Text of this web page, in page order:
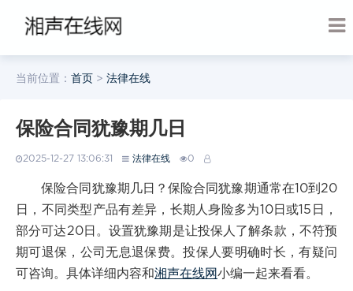
当前位置： 首页 > 法律在线
保险合同犹豫期几日
2025-12-27 13:06:31 法律在线 0
保险合同犹豫期几日？保险合同犹豫期通常在10到20
日，不同类型产品有差异，长期人身险多为10日或15日，
部分可达20日。设置犹豫期是让投保人了解条款，不符预
期可退保，公司无息退保费。投保人要明确时长，有疑问
可咨询。具体详细内容和湘声在线网小编一起来看看。